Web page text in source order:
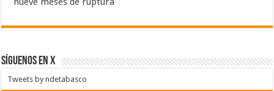
SÍGUENOS EN X
Tweets by ndetabasco